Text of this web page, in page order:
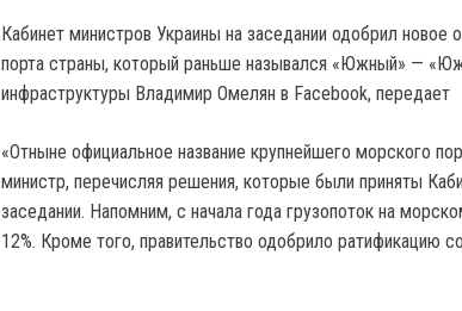
Кабинет министров Украины на заседании одобрил новое
порта страны, который раньше назывался «Южный» —
инфраструктуры Владимир Омелян в Facebook, передает
«Отныне официальное название крупнейшего морского
министр, перечисляя решения, которые были приняты
заседании. Напомним, с начала года грузопоток на
12%. Кроме того, правительство одобрило ратификацию